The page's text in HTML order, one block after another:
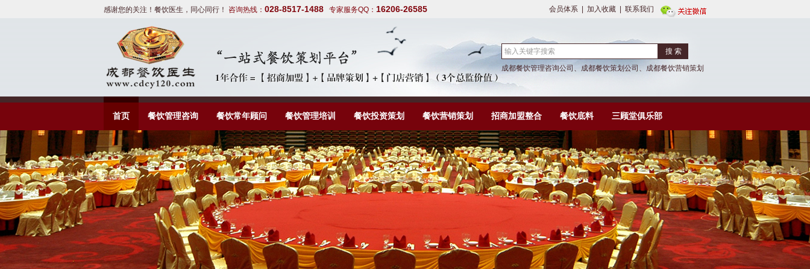
感谢您的关注！餐饮医生，同心同行！ 咨询热线： 028-8517-1488 专家服务QQ： 16206-26585 会员体系 加入收藏 联系我们
成都餐饮管理咨询公司 、 成都餐饮策划公司 、 成都餐饮营销策划
首页 餐饮管理咨询 餐饮常年顾问 餐饮管理培训 餐饮投资策划 餐饮营销策划 招商加盟整合 餐饮底料 三顾堂俱乐部